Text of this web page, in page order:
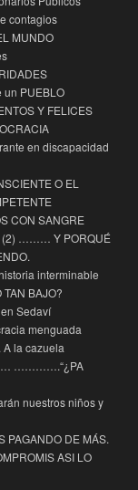
contagios
MUNDO
un PUEBLO
Y FELICES
en discapacidad
O EL
CON SANGRE
(2) ……… Y PORQUÉ
interminable
TAN BAJO?
Sedaví
menguada
la cazuela
… ………….“¿PA
nuestros niños y
PAGANDO DE MÁS.
ASI LO